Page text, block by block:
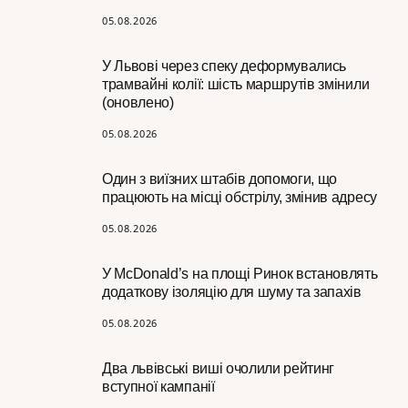
05.08.2026
У Львові через спеку деформувались
трамвайні колії: шість маршрутів змінили
(оновлено)
05.08.2026
Один з виїзних штабів допомоги, що
працюють на місці обстрілу, змінив адресу
05.08.2026
У McDonald’s на площі Ринок встановлять
додаткову ізоляцію для шуму та запахів
05.08.2026
Два львівські виші очолили рейтинг
вступної кампанії